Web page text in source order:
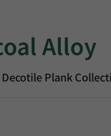
Alloy
Decotile Plank